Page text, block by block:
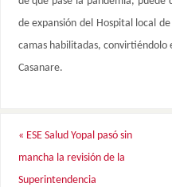
de expansión del Hospital local
camas habilitadas, convirtiéndolo
Casanare.
« ESE Salud Yopal pasó sin
mancha la revisión de la
Superintendencia